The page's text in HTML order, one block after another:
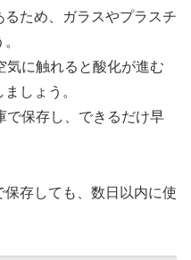
ため、ガラスやプラスチ
気に触れると酸化が進む
しょう。
で保存し、できるだけ早
存しても、数日以内に使